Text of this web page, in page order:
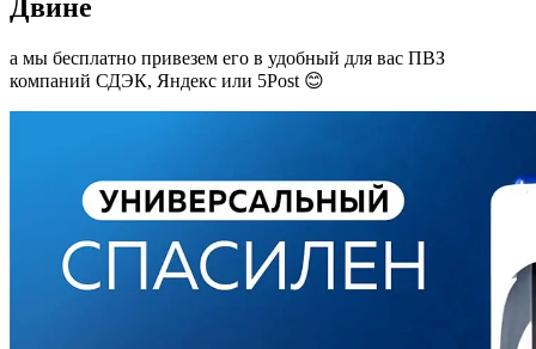
Двине
а мы бесплатно привезем его в удобный для вас ПВЗ
компаний СДЭК, Яндекс или 5Post 😊